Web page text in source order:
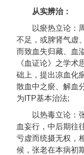
从实辨治：
以瘀热立论：
不足，或脾肾气虚
而致血失归藏、血
《血证论》之学术
础上，提出凉血化
散血中之瘀、解血
为ITP基本治法;
以热毒立论：
血妄行，中后期往
亏虚而统摄无权，
候，张老在本病初